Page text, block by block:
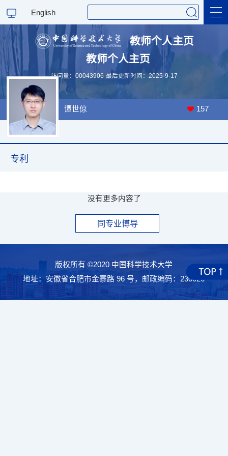
English
教师个人主页
教师个人主页
访问量： 00043906 最后更新时间： 2025-9-17
谭世倞 157
专利
没有更多内容了
同专业博导
版权所有 ©2020 中国科学技术大学
地址：安徽省合肥市金寨路 96 号，邮政编码：230026